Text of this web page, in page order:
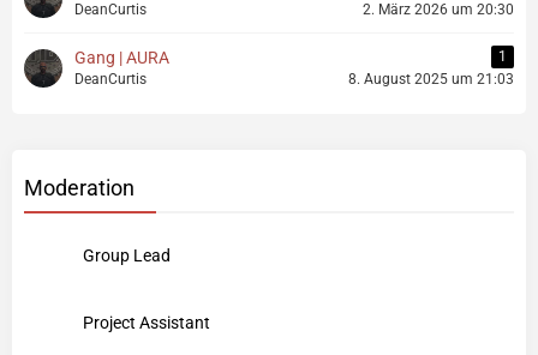
DeanCurtis 2. März 2026 um 20:30
Gang | AURA
1
DeanCurtis
8. August 2025 um 21:03
Moderation
Group Lead
Project Assistant